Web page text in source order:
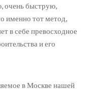
очень быструю,
именно тот метод,
в себе превосходное
и его
в Москве нашей